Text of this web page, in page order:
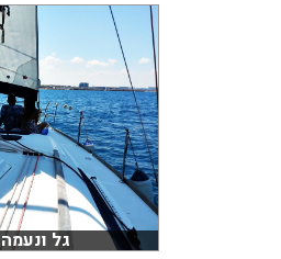
גל ונעמה